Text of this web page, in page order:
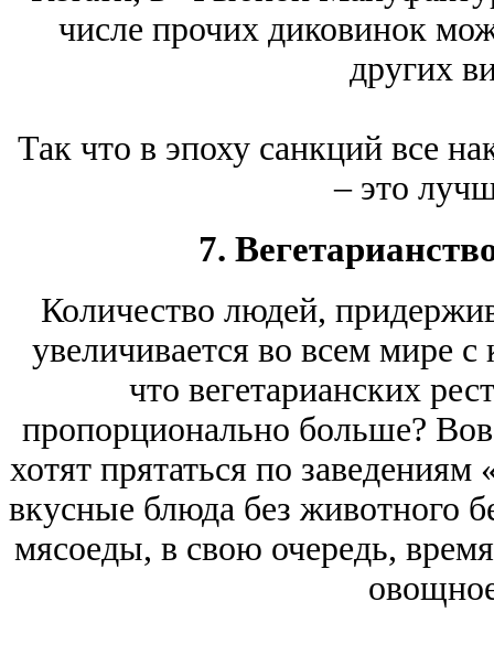
числе прочих диковинок
других
Так что в эпоху санкций все
– это
7.
Количество людей,
увеличивается во всем мире
что вегетарианских
пропорционально больше?
хотят прятаться по
вкусные блюда без животного
мясоеды, в свою очередь,